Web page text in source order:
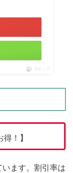
ポチップ
得！】
ます。割引率は